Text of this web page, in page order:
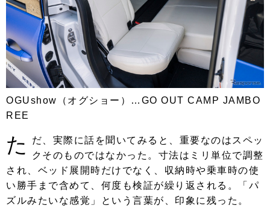
OGUshow（オグショー）…GO OUT CAMP JAMBO
REE
た
だ、実際に話を聞いてみると、重要なのはスペッ
クそのものではなかった。寸法はミリ単位で調整
され、ベッド展開時だけでなく、収納時や乗車時の使
い勝手まで含めて、何度も検証が繰り返される。「パ
ズルみたいな感覚」という言葉が、印象に残った。